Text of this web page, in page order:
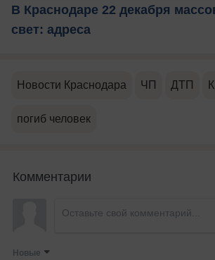
В Краснодаре 22 декабря
свет: адреса
Новости Краснодара ЧП ДТП
погиб человек
Комментарии
Новые